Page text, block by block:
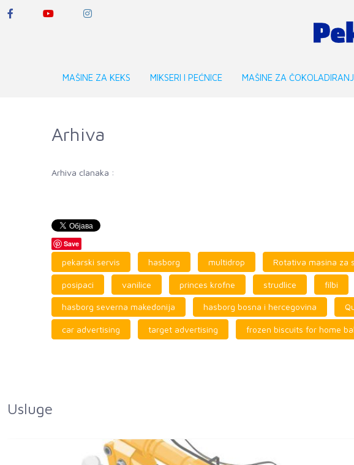
MAŠINE ZA KEKS MIKSERI I PEĆNICE MAŠINE ZA
Arhiva
Arhiva clanaka :
Save
pekarski servis hasborg multidrop Rotativa masina za
posipaci vanilice princes krofne strudlice filbi
hasborg severna makedonija hasborg bosna i hercegovina
car advertising target advertising frozen biscuits for home
Usluge